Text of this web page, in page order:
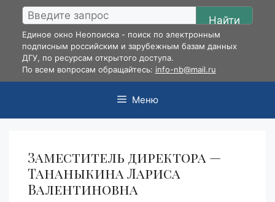
Перейти
содержимому
Найти
Единое окно Неопоиска - поиск по электронным
подписным российским и зарубежным базам данных
ДГУ, по ресурсам открытого доступа.
По всем вопросам обращайтесь: info-nb@mail.ru
Меню
Заместитель директора —
Тананыкина Лариса
Валентиновна